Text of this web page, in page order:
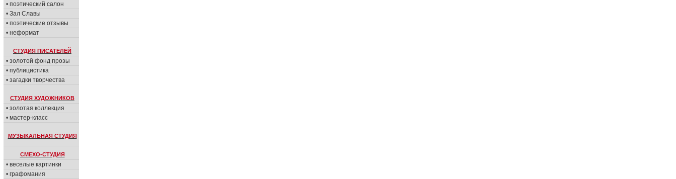
• поэтический салон
• Зал Славы
• поэтические отзывы
• неформат
СТУДИЯ ПИСАТЕЛЕЙ
• золотой фонд прозы
• публицистика
• загадки творчества
СТУДИЯ ХУДОЖНИКОВ
• золотая коллекция
• мастер-класс
МУЗЫКАЛЬНАЯ СТУДИЯ
СМЕХО-СТУДИЯ
• веселые картинки
• графомания